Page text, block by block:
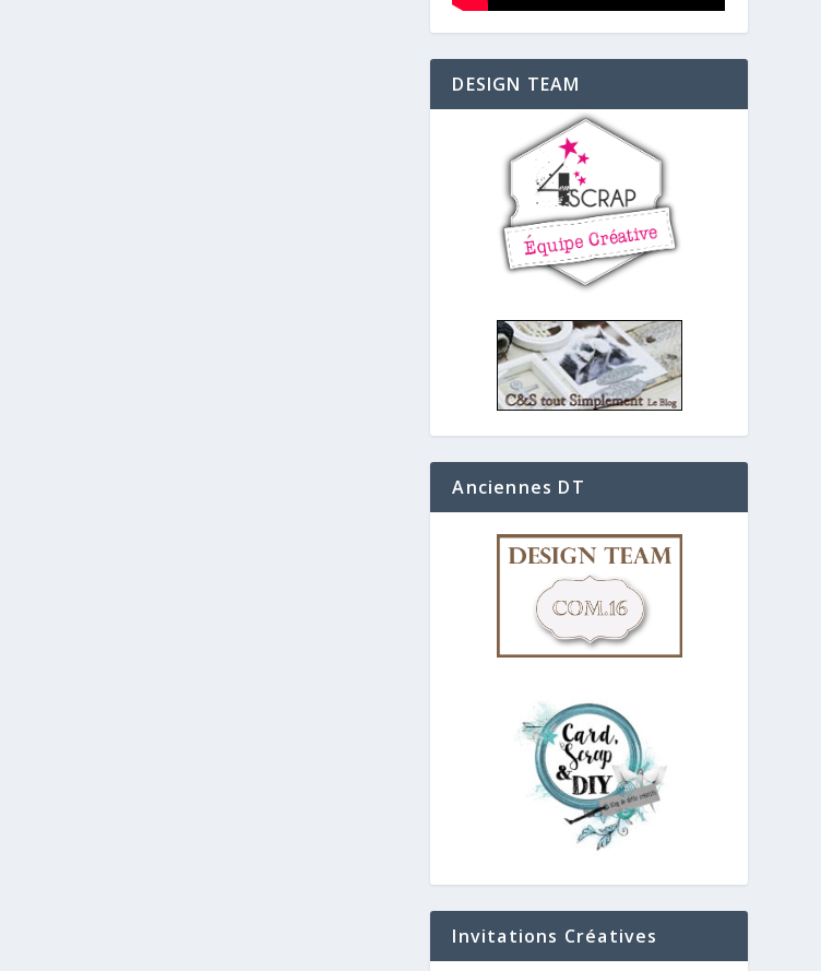
DESIGN TEAM
Anciennes DT
Invitations Créatives